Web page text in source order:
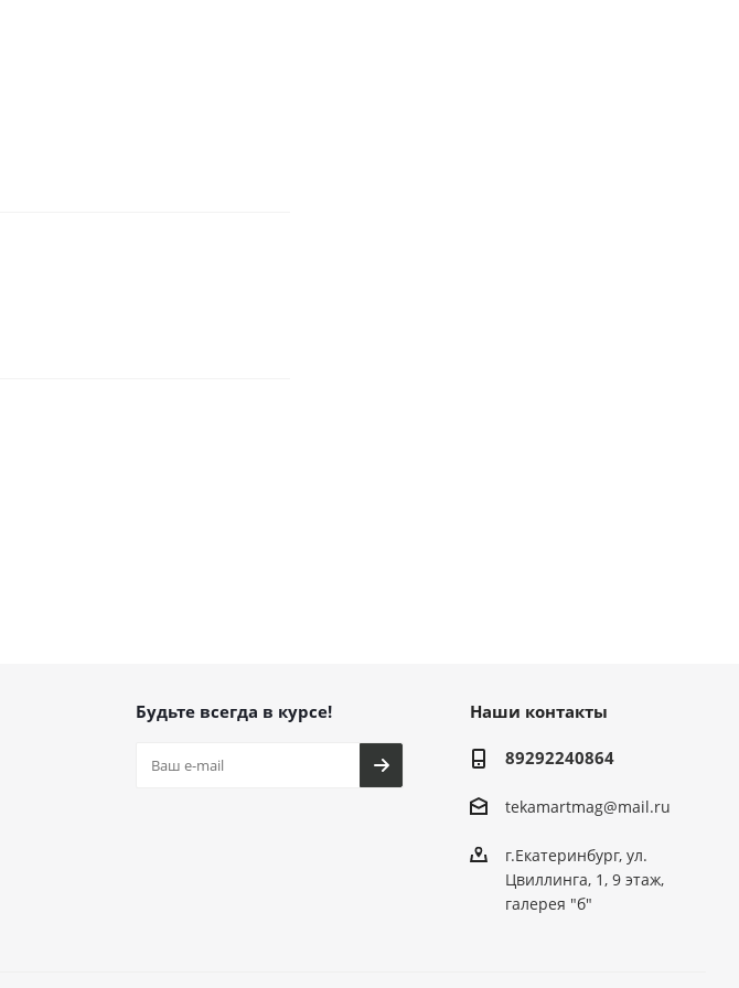
Будьте всегда в курсе! Наши контакты
89292240864
tekamartmag@mail.ru
г.Екатеринбург, ул.
Цвиллинга, 1, 9 этаж,
галерея "б"